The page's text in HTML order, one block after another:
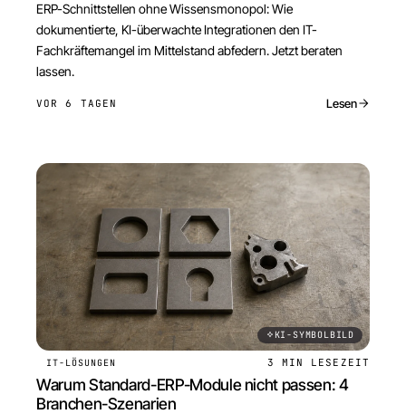
ERP-Schnittstellen ohne Wissensmonopol: Wie
dokumentierte, KI-überwachte Integrationen den IT-
Fachkräftemangel im Mittelstand abfedern. Jetzt beraten
lassen.
VOR 6 TAGEN Lesen
KI-SYMBOLBILD
IT-LÖSUNGEN 3 MIN LESEZEIT
Warum Standard-ERP-Module nicht passen: 4
Branchen-Szenarien